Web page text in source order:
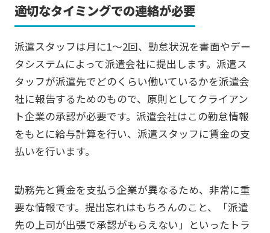
適切なタイミングでの連絡が必要
派遣スタッフは月に1〜2回、勤怠状況を書面やデー
タシステムによって派遣会社に提出します。派遣ス
タッフが派遣先でどのくらい働いているかを派遣会
社に報告するためのもので、原則としてクライアン
ト企業の承認が必要です。派遣会社はこの勤怠情報
をもとに給与計算を行い、派遣スタッフに賃金の支
払いを行います。
勤務先と賃金を支払う企業が異なるため、非常に重
要な情報です。提出忘れはもちろんのこと、「派遣
先の上司が出張で承認がもらえない」といったトラ